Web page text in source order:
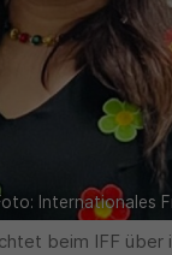
Internationales
beim IFF über
Zwecke
Daten des Besuchs